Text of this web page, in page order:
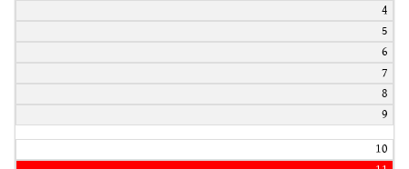
4
5
6
7
8
9
10